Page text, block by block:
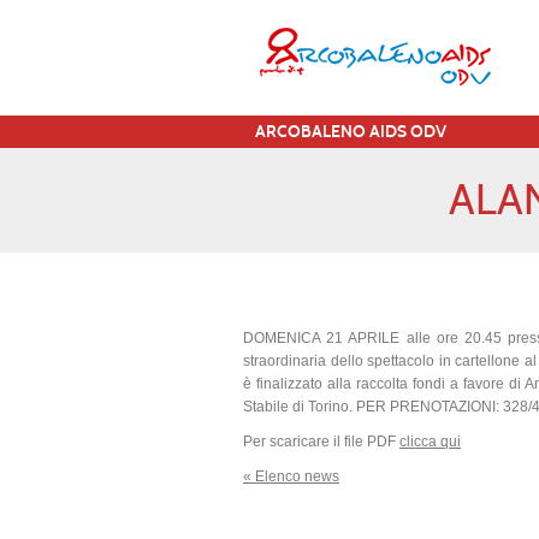
ARCOBALENO AIDS ODV
DOMENICA 21 APRILE alle ore 20.45
straordinaria dello spettacolo in cartellone al
è finalizzato alla raccolta fondi a favore di
Stabile di Torino. PER PRENOTAZIONI: 328/
Per scaricare il file PDF clicca qui
« Elenco news